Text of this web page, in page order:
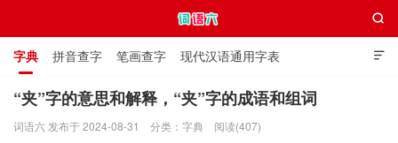

字典 拼音查字 笔画查字 现代汉语通用字表
通用规范汉字表 叠字大全 独体字大全 极简英语词典

“夹”字的意思和解释，“夹”字的成语和组词
词语六 发布于 2024-08-31 分类： 字典 阅读(407)